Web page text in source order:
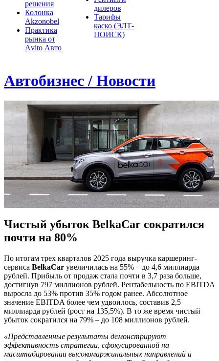
решения
Колонка
Akzonobel
Практика
рынка от
Аvito Авто
дилеров
Тарифы
каско (ЭЛТ-
ПОИСК)
Автобизнес / Новости
Чистый убыток BelkaCar сократился
почти на 80%
По итогам трех кварталов 2025 года выручка каршеринг-
сервиса BelkaCar увеличилась на 55% – до 4,6 миллиарда
рублей. Прибыль от продаж стала почти в 3,7 раза больше,
достигнув 797 миллионов рублей. Рентабельность по EBITDA
выросла до 53% против 35% годом ранее. Абсолютное
значение EBITDA более чем удвоилось, составив 2,5
миллиарда рублей (рост на 135,5%). В то же время чистый
убыток сократился на 79% – до 108 миллионов рублей.
«Представленные результаты демонстрируют
эффективность стратегии, сфокусированной на
масштабировании высокомаржинальных направлений и